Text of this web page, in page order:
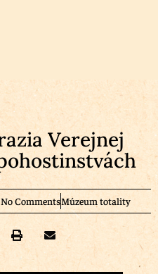
Verejnej
No CommentsMúzeum totality